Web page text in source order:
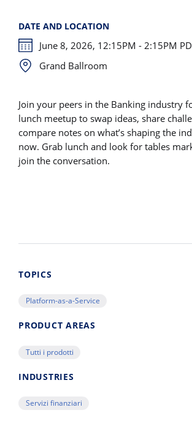
DATE AND LOCATION
June 8, 2026, 12:15PM - 2:15PM
Grand Ballroom
Join your peers in the Banking industry
lunch meetup to swap ideas, share
compare notes on what’s shaping the
now. Grab lunch and look for tables
join the conversation.
TOPICS
Platform-as-a-Service
PRODUCT AREAS
Tutti i prodotti
INDUSTRIES
Servizi finanziari